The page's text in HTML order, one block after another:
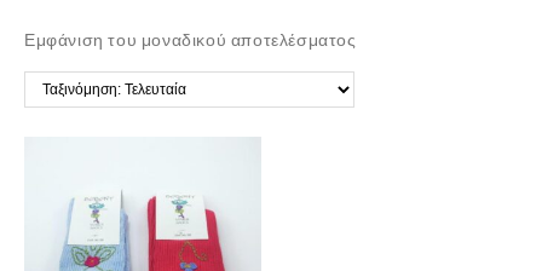
Εμφάνιση του μοναδικού αποτελέσματος